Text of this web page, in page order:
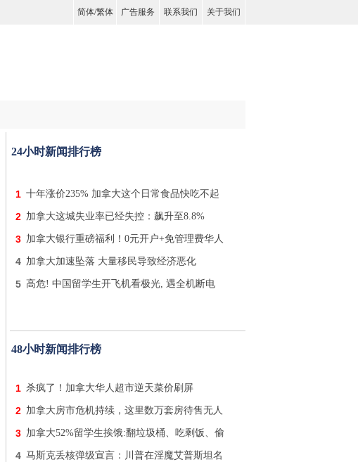
简体/繁体 广告服务 联系我们 关于我们
24小时新闻排行榜
1 十年涨价235% 加拿大这个日常食品快吃不起
2 加拿大这城失业率已经失控：飙升至8.8%
3 加拿大银行重磅福利！0元开户+免管理费华人
4 加拿大加速坠落 大量移民导致经济恶化
5 高危! 中国留学生开飞机看极光, 遇全机断电
48小时新闻排行榜
1 杀疯了！加拿大华人超市逆天菜价刷屏
2 加拿大房市危机持续，这里数万套房待售无人
3 加拿大52%留学生挨饿:翻垃圾桶、吃剩饭、偷
4 马斯克丢核弹级宣言：川普在淫魔艾普斯坦名